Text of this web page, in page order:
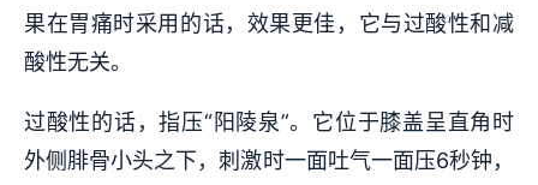
果在胃痛时采用的话，效果更佳，它与过酸性和减
酸性无关。
过酸性的话，指压“阳陵泉”。它位于膝盖呈直角时
外侧腓骨小头之下，刺激时一面吐气一面压6秒钟，